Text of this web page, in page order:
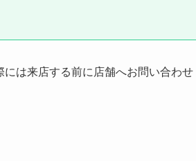
は来店する前に店舗へお問い合わせ